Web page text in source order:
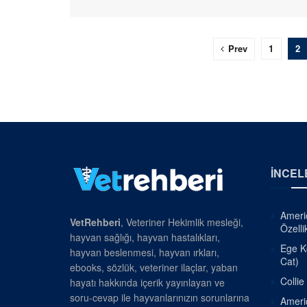
Prev 1 2
VetRehberi, Veteriner Hekimlik mesleği,
hayvan sağlığı, hayvan hastalıkları,
hayvan beslenmesi, hayvan ırkları,
ebooks, sözlük, veteriner ilaçlar, yaban
hayatı hakkında içerik yayınlayan ve
soru-cevap ile hayvanlarınızın sorunlarına
Ege
Cat)
Collie